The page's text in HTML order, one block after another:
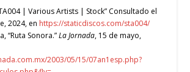
| Various Artists | Stock” Consultado el
2024, en https://staticdiscos.com/sta004/
“Ruta Sonora.”La Jornada, 15 de mayo,
2003/05/15/07an1esp.php?